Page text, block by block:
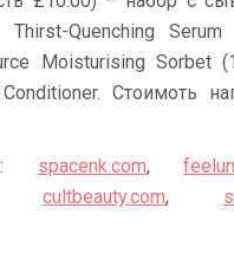
Thirst-Quenching
Moisturising Sorbet
Стоимоть
spacenk.com,
cultbeauty.com,